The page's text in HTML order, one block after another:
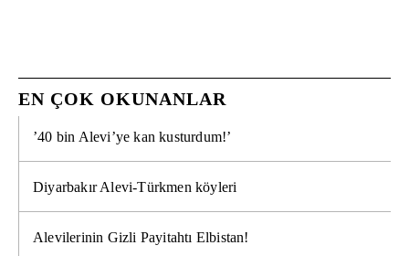
EN ÇOK OKUNANLAR
’40 bin Alevi’ye kan kusturdum!’
Diyarbakır Alevi-Türkmen köyleri
Alevilerinin Gizli Payitahtı Elbistan!